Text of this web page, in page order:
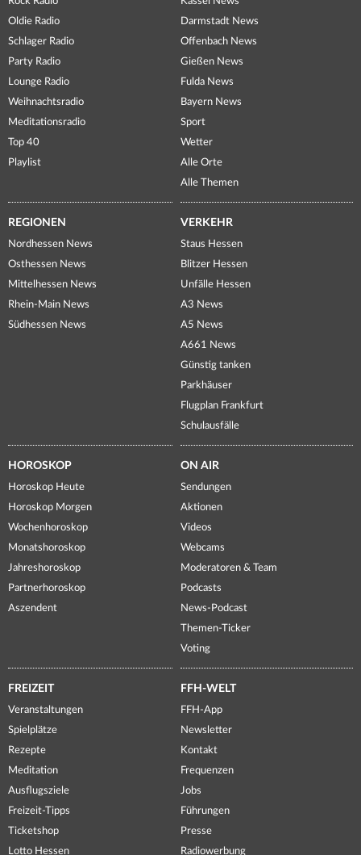
Oldie Radio
Schlager Radio
Party Radio
Lounge Radio
Weihnachtsradio
Meditationsradio
Top 40
Playlist
Darmstadt News
Offenbach News
Gießen News
Fulda News
Bayern News
Sport
Wetter
Alle Orte
Alle Themen
REGIONEN
Nordhessen News
Osthessen News
Mittelhessen News
Rhein-Main News
Südhessen News
VERKEHR
Staus Hessen
Blitzer Hessen
Unfälle Hessen
A3 News
A5 News
A661 News
Günstig tanken
Parkhäuser
Flugplan Frankfurt
Schulausfälle
HOROSKOP
Horoskop Heute
Horoskop Morgen
Wochenhoroskop
Monatshoroskop
Jahreshoroskop
Partnerhoroskop
Aszendent
ON AIR
Sendungen
Aktionen
Videos
Webcams
Moderatoren & Team
Podcasts
News-Podcast
Themen-Ticker
Voting
FREIZEIT
Veranstaltungen
Spielplätze
Rezepte
Meditation
Ausflugsziele
Freizeit-Tipps
Ticketshop
Lotto Hessen
FFH-WELT
FFH-App
Newsletter
Kontakt
Frequenzen
Jobs
Führungen
Presse
Radiowerbung